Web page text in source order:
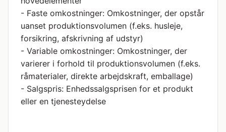
- Faste omkostninger: Omkostninger, der opstår
uanset produktionsvolumen (f.eks. husleje,
forsikring, afskrivning af udstyr)
- Variable omkostninger: Omkostninger, der
varierer i forhold til produktionsvolumen (f.eks.
råmaterialer, direkte arbejdskraft, emballage)
- Salgspris: Enhedssalgsprisen for et produkt
eller en tjenesteydelse